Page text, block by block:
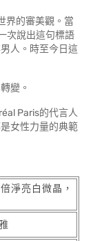
界的審美觀。當
次說出這句標語
人。時至今日這
變。
Paris的代言人
女性力量的典範
淨亮白微晶，